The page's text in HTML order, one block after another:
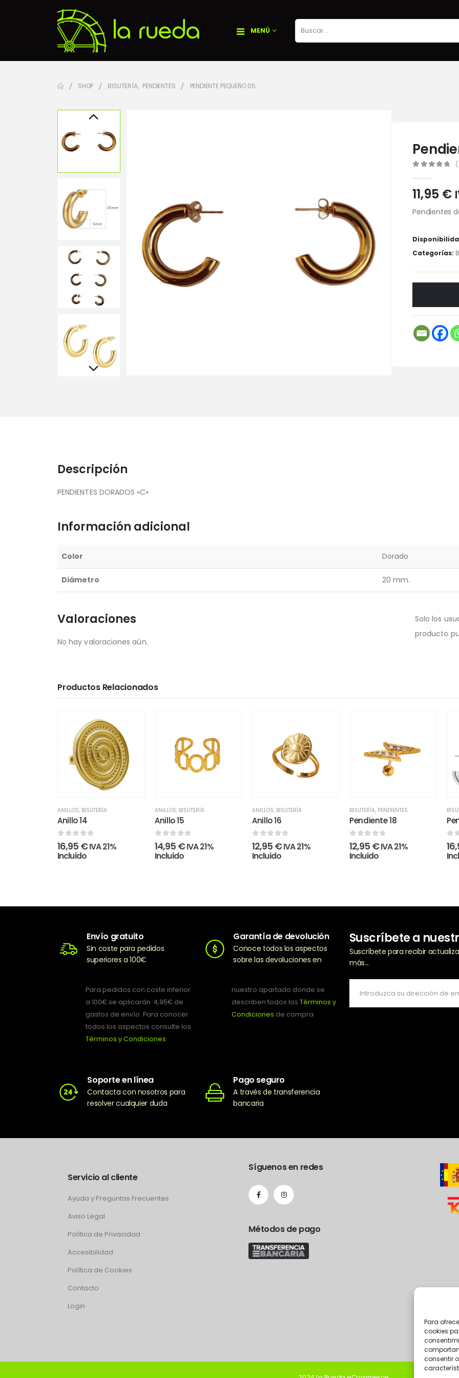
Para
cookies
consentir
MENÚ
SHOP BISUTERÍA, PENDIENTES PENDIENTE PEQUEÑO 05
11,95 €
Pendientes
Categorías:
Descripción
PENDIENTES DORADOS «C»
Información adicional
Color Dorado
Diámetro 20 mm.
Valoraciones
No hay valoraciones aún.
Solo los
producto
Productos Relacionados
ANILLOS, BISUTERÍA
Anillo 14
0out of 5
16,95 €IVA 21%
Incluido
ANILLOS, BISUTERÍA
Anillo 15
0 out of 5
14,95 €IVA 21%
Incluido
ANILLOS, BISUTERÍA
Anillo 16
0out of 5
12,95 €IVA 21%
Incluido
BISUTERÍA, PENDIENTES
Pendiente 18
0out of 5
12,95 €IVA 21%
Incluido
0
Envío gratuito
Sin coste para pedidos
superiores a 100€
Para pedidos con coste inferior
a 100€ se aplicarán 4,95€ de
gastos de envío. Para conocer
todos los aspectos consulte los
Términos y Condiciones
Garantía de devolución
Conoce todos los aspectos
sobre las devoluciones en
nuestro apartado donde se
describen todos los Términos y
Condiciones de compra
Soporte en línea
Contacta con nosotros para
resolver cualquier duda
Pago seguro
A través de transferencia
bancaria
Suscríbete a
Suscríbete para recibir
más...
Servicio al cliente
Ayuda y Preguntas Frecuentes
Aviso Legal
Política de Privacidad
Accesibilidad
Política de Cookies
Contacto
Login
Síguenos en redes
Métodos de pago